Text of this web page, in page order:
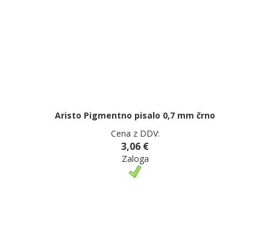
Aristo Pigmentno pisalo 0,7 mm črno
Cena z DDV:
3,06 €
Zaloga